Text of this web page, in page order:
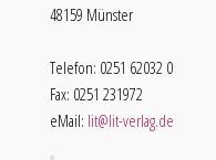
48159 Münster
Telefon: 0251 62032 0
Fax: 0251 231972
eMail: lit@lit-verlag.de